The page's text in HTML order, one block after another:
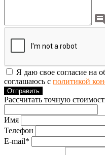
Я даю свое согласие на
соглашаюсь с политикой
Отправить
Рассчитать точную
Имя
Телефон
E-mail*